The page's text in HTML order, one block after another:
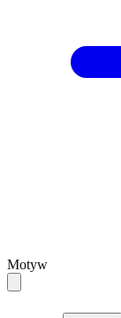
Motyw